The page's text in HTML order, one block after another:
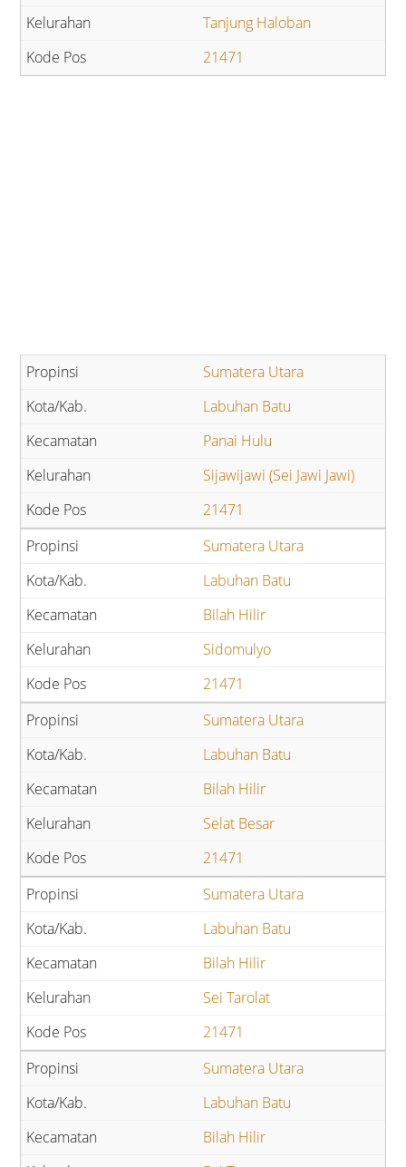
Tanjung Haloban
21471
Sumatera Utara
Labuhan Batu
Panai Hulu
Sijawijawi (Sei Jawi Jawi)
21471
Sumatera Utara
Labuhan Batu
Bilah Hilir
Sidomulyo
21471
Sumatera Utara
Labuhan Batu
Bilah Hilir
Selat Besar
21471
Sumatera Utara
Labuhan Batu
Bilah Hilir
Sei Tarolat
21471
Sumatera Utara
Labuhan Batu
Bilah Hilir